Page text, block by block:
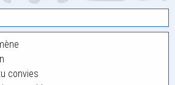
convies